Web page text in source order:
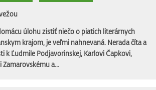
úlohu zistiť niečo o piatich literárnych
krajom, je veľmi nahnevaná. Nerada číta a
k Ľudmile Podjavorinskej, Karlovi Čapkovi,
a...